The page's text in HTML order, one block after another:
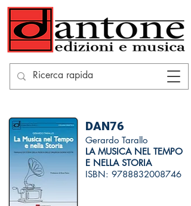
DAN76
Gerardo Tarallo
LA MUSICA NEL TEMPO
E NELLA STORIA
ISBN: 9788832008746